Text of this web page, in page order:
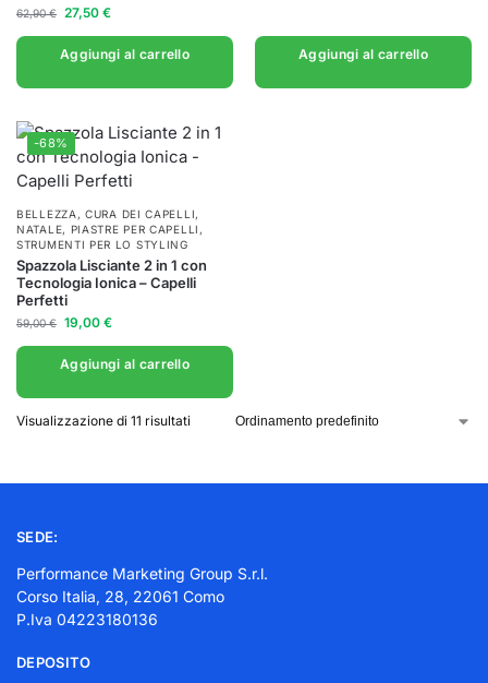
62,90€ 27,50 €
Aggiungi al carrello Aggiungi al carrello
-68%
BELLEZZA ,CURA DEI CAPELLI,
NATALE, PIASTRE PER CAPELLI ,
STRUMENTI PER LO STYLING
Spazzola Lisciante 2 in 1 con
Tecnologia Ionica – Capelli
Perfetti
59,00€ 19,00 €
Aggiungi al carrello
Visualizzazione di 11 risultati
SEDE:
Performance Marketing Group S.r.l.
Corso Italia, 28, 22061 Como
P.Iva 04223180136
DEPOSITO